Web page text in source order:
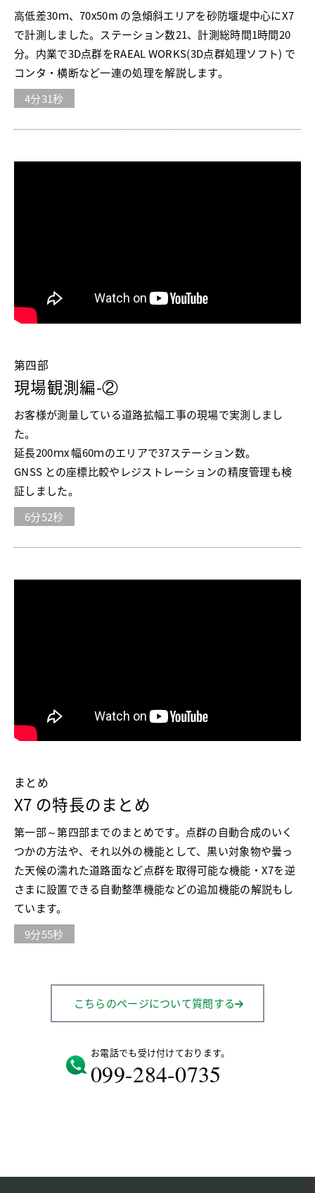
高低差30ｍ、70x50m の急傾斜エリアを砂防堰堤中心にX7
で計測しました。ステーション数21、計測総時間1時間20
分。内業で3D点群をRAEAL WORKS(3D点群処理ソフト) で
コンタ・横断など一連の処理を解説します。
4分31秒
第四部
現場観測編-②
お客様が測量している道路拡幅工事の現場で実測しまし
た。
延長200ｍx 幅60ｍのエリアで37ステーション数。
GNSS との座標比較やレジストレーションの精度管理も検
証しました。
6分52秒
まとめ
X7 の特長のまとめ
第一部～第四部までのまとめです。点群の自動合成のいく
つかの方法や、それ以外の機能として、黒い対象物や曇っ
た天候の濡れた道路面など点群を取得可能な機能・X7を逆
さまに設置できる自動整準機能などの追加機能の解説もし
ています。
9分55秒
こちらのページについて質問する
お電話でも受け付けております。
099-284-0735